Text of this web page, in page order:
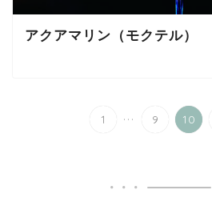
アクアマリン（モクテル）
1 ... 9 10